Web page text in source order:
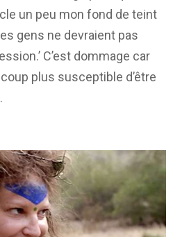
un peu mon fond de teint
gens ne devraient pas
C’est dommage car
plus susceptible d’être